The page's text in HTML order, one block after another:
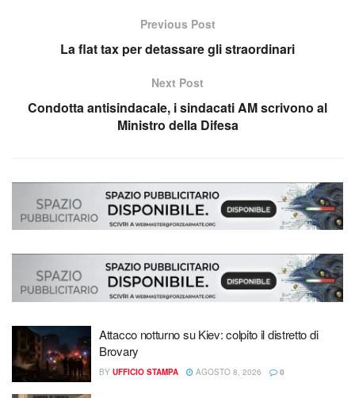
Previous Post
La flat tax per detassare gli straordinari
Next Post
Condotta antisindacale, i sindacati AM scrivono al
Ministro della Difesa
Attacco notturno su Kiev: colpito il distretto di
Brovary
BY UFFICIO STAMPA AGOSTO 8, 2026 0